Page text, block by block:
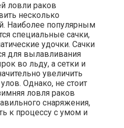
ловли раков
несколько
Наиболее популярным
специальные сачки,
удочки. Сачки
для вылавливания
во льду, а сетки и
увеличить
Однако, не стоит
ловля раков
снаряжения,
к процессу с умом и